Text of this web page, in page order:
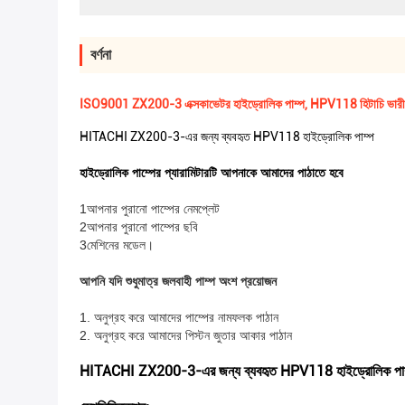
বর্ণনা
ISO9001 ZX200-3 এক্সকাভেটর হাইড্রোলিক পাম্প, HPV118 হিটাচি ভারী
HITACHI ZX200-3-এর জন্য ব্যবহৃত HPV118 হাইড্রোলিক পাম্প
হাইড্রোলিক পাম্পের প্যারামিটারটি আপনাকে আমাদের পাঠাতে হবে
1আপনার পুরানো পাম্পের নেমপ্লেট
2আপনার পুরানো পাম্পের ছবি
3মেশিনের মডেল।
আপনি যদি শুধুমাত্র জলবাহী পাম্প অংশ প্রয়োজন
1. অনুগ্রহ করে আমাদের পাম্পের নামফলক পাঠান
2. অনুগ্রহ করে আমাদের পিস্টন জুতার আকার পাঠান
HITACHI ZX200-3-এর জন্য ব্যবহৃত HPV118 হাইড্রোলিক